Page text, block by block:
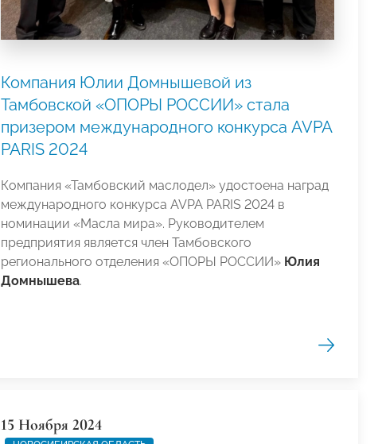
Компания Юлии Домнышевой из
Тамбовской «ОПОРЫ РОССИИ» стала
призером международного конкурса AVPA
PARIS 2024
Компания «Тамбовский маслодел» удостоена наград
международного конкурса AVPA PARIS 2024 в
номинации «Масла мира». Руководителем
предприятия является член Тамбовского
регионального отделения «ОПОРЫ РОССИИ» Юлия
Домнышева.
15 Ноября 2024